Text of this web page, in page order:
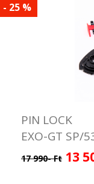
- 25 %
PIN LOCK
EXO-GT SP/
17 990- Ft 13